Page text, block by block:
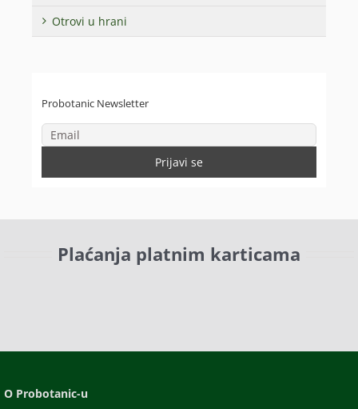
Otrovi u hrani
Probotanic Newsletter
Plaćanja platnim karticama
O Probotanic-u